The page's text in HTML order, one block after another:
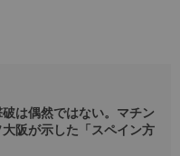
破は偶然ではない。マチン
阪が示した「スペイン方